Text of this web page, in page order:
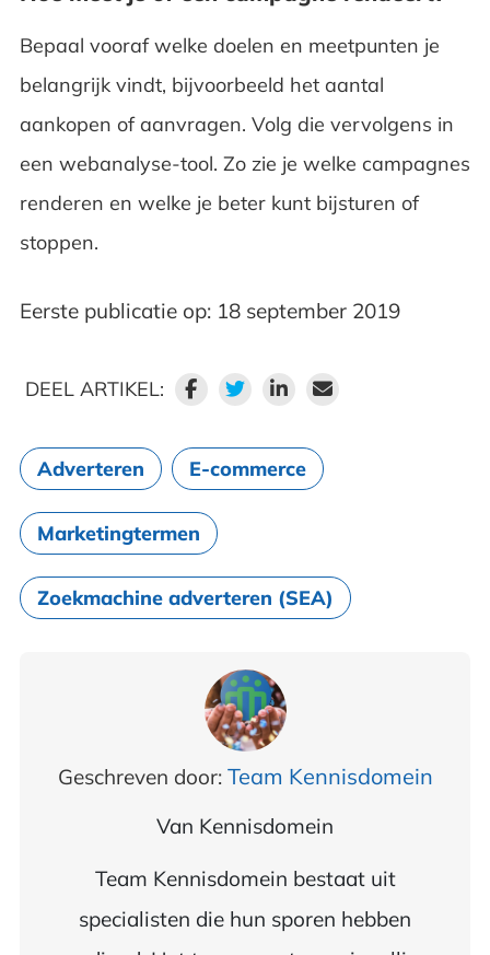
Bepaal vooraf welke doelen en meetpunten je
belangrijk vindt, bijvoorbeeld het aantal
aankopen of aanvragen. Volg die vervolgens in
een webanalyse-tool. Zo zie je welke campagnes
renderen en welke je beter kunt bijsturen of
stoppen.
Eerste publicatie op: 18 september 2019
DEEL ARTIKEL:
Adverteren E-commerce
Marketingtermen
Zoekmachine adverteren (SEA)
Geschreven door: Team Kennisdomein
Van Kennisdomein
Team Kennisdomein bestaat uit
specialisten die hun sporen hebben